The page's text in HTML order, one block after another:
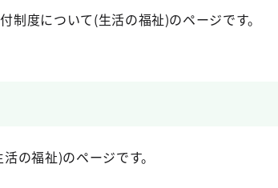
制度について(生活の福祉)のページです。
の福祉)のページです。